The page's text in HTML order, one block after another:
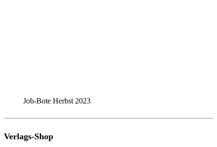
Job-Bote Herbst 2023
Verlags-Shop